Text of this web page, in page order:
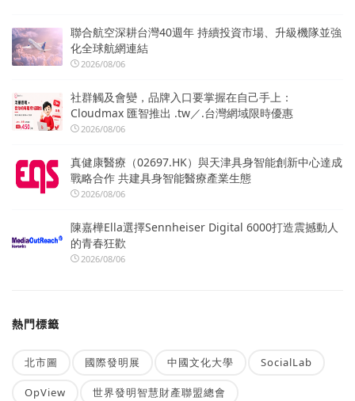
聯合航空深耕台灣40週年 持續投資市場、升級機隊並強
化全球航網連結
2026/08/06
社群觸及會變，品牌入口要掌握在自己手上：
Cloudmax 匯智推出 .tw／.台灣網域限時優惠
2026/08/06
真健康醫療（02697.HK）與天津具身智能創新中心達成
戰略合作 共建具身智能醫療產業生態
2026/08/06
陳嘉樺Ella選擇Sennheiser Digital 6000打造震撼動人
的青春狂歡
2026/08/06
熱門標籤
北市圖 國際發明展 中國文化大學 SocialLab
OpView 世界發明智慧財產聯盟總會